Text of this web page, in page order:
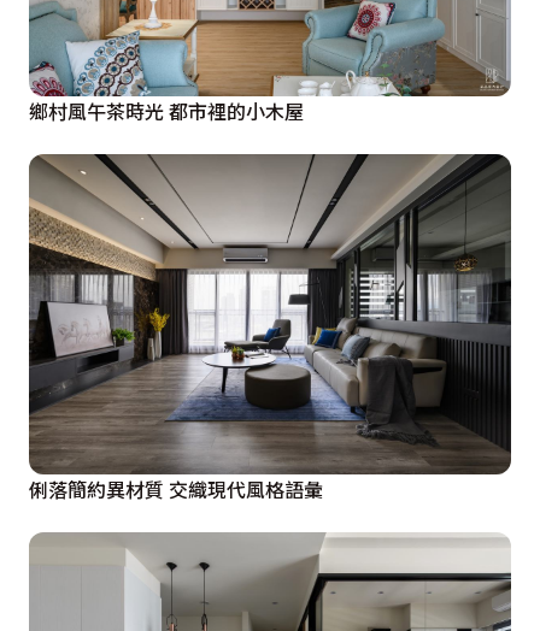
鄉村風午茶時光 都市裡的小木屋
俐落簡約異材質 交織現代風格語彙